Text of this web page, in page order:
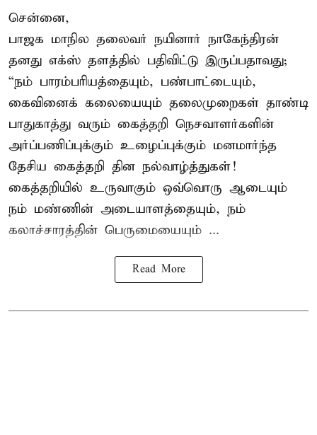
சென்னை,
பாஜக மாநில தலைவர் நயினார் நாகேந்திரன்
தனது எக்ஸ் தளத்தில் பதிவிட்டு இருப்பதாவது;
“நம் பாரம்பரியத்தையும், பண்பாட்டையும்,
கைவினைக் கலையையும் தலைமுறைகள் தாண்டி
பாதுகாத்து வரும் கைத்தறி நெசவாளர்களின்
அர்ப்பணிப்புக்கும் உழைப்புக்கும் மனமார்ந்த
தேசிய கைத்தறி தின நல்வாழ்த்துகள்!
கைத்தறியில் உருவாகும் ஒவ்வொரு ஆடையும்
நம் மண்ணின் அடையாளத்தையும், நம்
கலாச்சாரத்தின் பெருமையையும் ...
Read More